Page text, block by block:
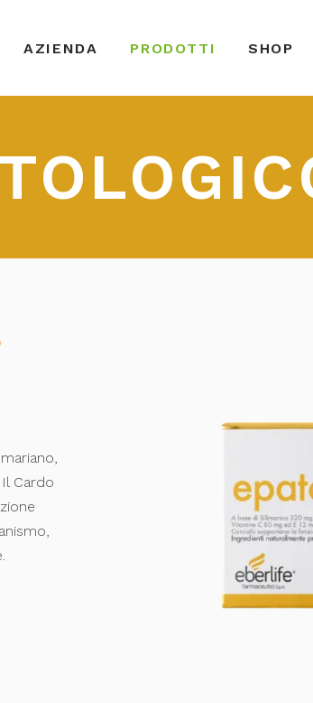
AZIENDA PRODOTTI SHOP
Cardo